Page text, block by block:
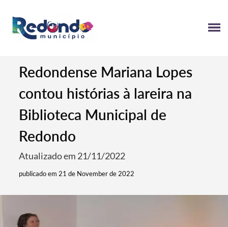
Redondense Mariana Lopes
contou histórias à lareira na
Biblioteca Municipal de
Redondo
Atualizado em 21/11/2022
publicado em 21 de November de 2022